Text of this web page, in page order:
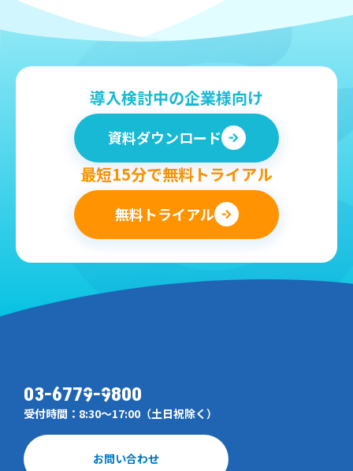
導入検討中の企業様向け
資料ダウンロード
最短15分で無料トライアル
無料トライアル
お問い合わせ
03-6779-9800
受付時間：8:30～17:00（土日祝除く）